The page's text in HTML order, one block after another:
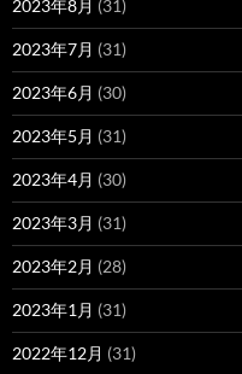
2023年8月 (31)
2023年7月 (31)
2023年6月 (30)
2023年5月 (31)
2023年4月 (30)
2023年3月 (31)
2023年2月 (28)
2023年1月 (31)
2022年12月 (31)